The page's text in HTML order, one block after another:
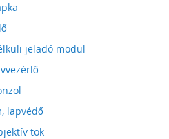
jeladó modul
lapvédő
tok